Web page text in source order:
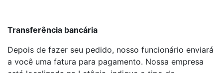
Transferência bancária
Depois de fazer seu pedido, nosso funcionário enviará
a você uma fatura para pagamento. Nossa empresa